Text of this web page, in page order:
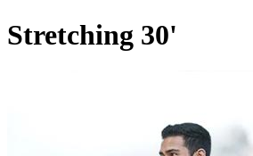
Stretching 30'